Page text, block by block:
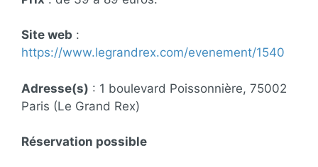
Site web :
https://www.legrandrex.com/evenement/1540
Adresse(s) : 1 boulevard Poissonnière, 75002
Paris (Le Grand Rex)
Réservation possible